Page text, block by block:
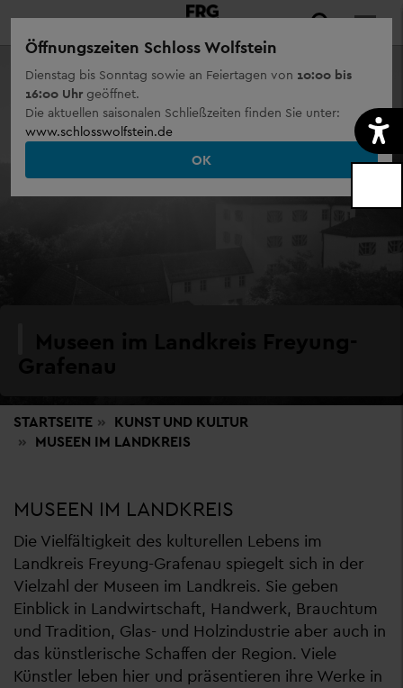
STARTSEITE KUNSTUND KULTUR
MUSEEN IM LANDKREIS
MUSEEN IM LANDKREIS
Die Vielfältigkeit des kulturellen Lebens im
Landkreis Freyung-Grafenau spiegelt sich in der
Vielzahl der Museen im Landkreis. Sie geben
Einblick in Landwirtschaft, Handwerk, Brauchtum
und Tradition, Glas- und Holzindustrie aber auch in
das künstlerische Schaffen der Region. Viele
Künstler leben hier und präsentieren ihre Werke in
Öffnungszeiten Schloss Wolfstein
Dienstag bis Sonntag sowie an Feiertagen von 10:00 bis
16:00 Uhr geöffnet.
Die aktuellen saisonalen Schließzeiten finden Sie unter:
www.schlosswolfstein.de
OK